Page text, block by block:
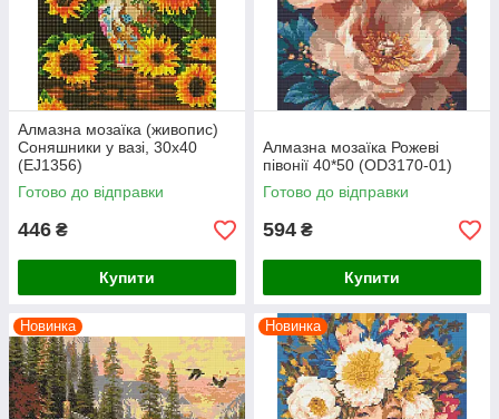
Алмазна мозаїка (живопис)
Соняшники у вазі, 30х40
(EJ1356)
Готово до відправки
446 ₴
Купити
Алмазна мозаїка Рожеві
півонії 40*50 (OD3170-01)
Готово до відправки
594 ₴
Купити
Новинка Новинка